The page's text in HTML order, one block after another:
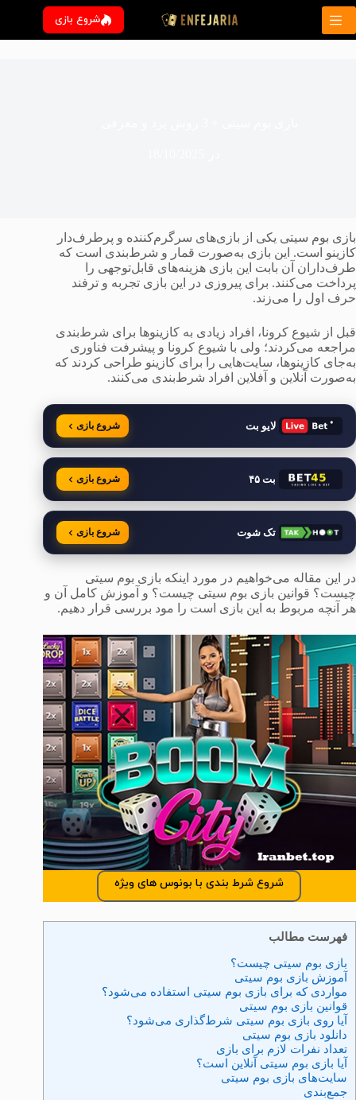
پرش
محتوا
شروع بازی
بازی بوم سیتی یکی از بازی‌های سرگرم‌کننده و پرطرف‌دار
کازینو است. این بازی به‌صورت قمار و شرط‌بندی است که
طرف‌داران آن بابت این بازی هزینه‌های قابل‌توجهی را
پرداخت می‌کنند. برای پیروزی در این بازی تجربه و ترفند
حرف اول را می‌زند.
قبل از شیوع کرونا، افراد زیادی به کازینوها برای شرط‌بندی
مراجعه می‌کردند؛ ولی با شیوع کرونا و پیشرفت فناوری
به‌جای کازینوها، سایت‌هایی را برای کازینو طراحی کردند که
به‌صورت آنلاین و آفلاین افراد شرط‌بندی می‌کنند.
لایو بت شروع بازی
بت ۴۵ شروع بازی
تک شوت شروع بازی
در این مقاله می‌خواهیم در مورد اینکه بازی بوم سیتی
چیست؟ قوانین بازی بوم سیتی چیست؟ و آموزش کامل آن و
هر آنچه مربوط به این بازی است را مود بررسی قرار دهیم.
شروع شرط بندی با بونوس های ویژه
فهرست مطالب
بازی بوم سیتی چیست؟
آموزش بازی بوم سیتی
مواردی که برای بازی بوم سیتی استفاده می‌شود؟
قوانین بازی بوم سیتی
آیا روی بازی بوم سیتی شرط‌گذاری می‌شود؟
دانلود بازی بوم سیتی
تعداد نفرات لازم برای بازی
آیا بازی بوم سیتی آنلاین است؟
سایت‌های بازی بوم سیتی
جمع‌بندی